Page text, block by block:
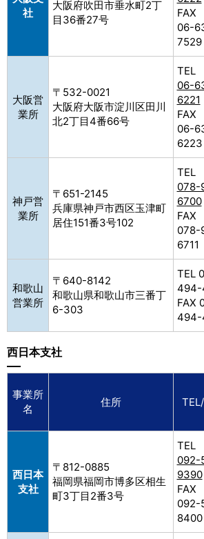
社
大阪府吹田市垂水町2丁
目36番27号
FAX
06-
7529
大阪営
業所
〒532-0021
大阪府大阪市淀川区田川
北2丁目4番66号
TEL
06-
6221
FAX
06-
6223
神戸営
業所
〒651-2145
兵庫県神戸市西区玉津町
居住151番3号102
TEL
078-
6700
FAX
078-
6711
和歌山
営業所
〒640-8142
和歌山県和歌山市三番丁
6-303
TEL
494-
FAX
494-
西日本支社
事業所
名
住所
西日本
支社
〒812-0885
福岡県福岡市博多区相生
町3丁目2番3号
TEL
092-
9390
FAX
092-
8400